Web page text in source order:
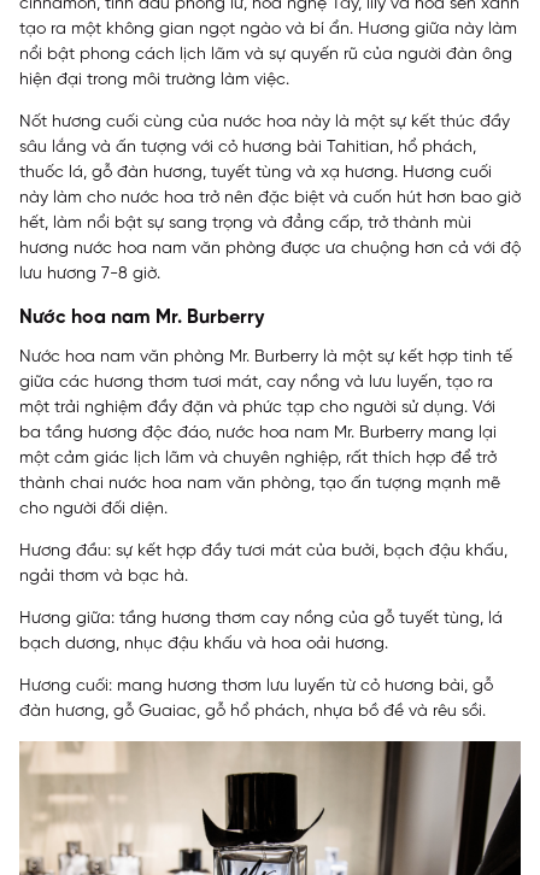
cinnamon, tinh dầu phong lữ, hoa nghệ Tây, lily và hoa sen xanh
tạo ra một không gian ngọt ngào và bí ẩn. Hương giữa này làm
nổi bật phong cách lịch lãm và sự quyến rũ của người đàn ông
hiện đại trong môi trường làm việc.
Nốt hương cuối cùng của nước hoa này là một sự kết thúc đầy
sâu lắng và ấn tượng với cỏ hương bài Tahitian, hổ phách,
thuốc lá, gỗ đàn hương, tuyết tùng và xạ hương. Hương cuối
này làm cho nước hoa trở nên đặc biệt và cuốn hút hơn bao giờ
hết, làm nổi bật sự sang trọng và đẳng cấp, trở thành mùi
hương nước hoa nam văn phòng được ưa chuộng hơn cả với độ
lưu hương 7-8 giờ.
Nước hoa nam Mr. Burberry
Nước hoa nam văn phòng Mr. Burberry là một sự kết hợp tinh tế
giữa các hương thơm tươi mát, cay nồng và lưu luyến, tạo ra
một trải nghiệm đầy đặn và phức tạp cho người sử dụng. Với
ba tầng hương độc đáo, nước hoa nam Mr. Burberry mang lại
một cảm giác lịch lãm và chuyên nghiệp, rất thích hợp để trở
thành chai nước hoa nam văn phòng, tạo ấn tượng mạnh mẽ
cho người đối diện.
Hương đầu: sự kết hợp đầy tươi mát của bưởi, bạch đậu khấu,
ngải thơm và bạc hà.
Hương giữa: tầng hương thơm cay nồng của gỗ tuyết tùng, lá
bạch dương, nhục đậu khấu và hoa oải hương.
Hương cuối: mang hương thơm lưu luyến từ cỏ hương bài, gỗ
đàn hương, gỗ Guaiac, gỗ hổ phách, nhựa bồ đề và rêu sồi.